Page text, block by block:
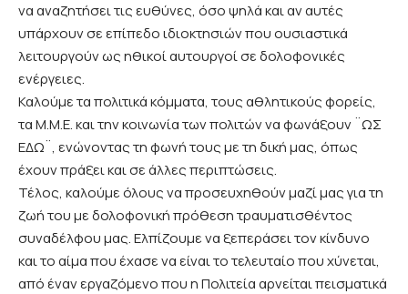
να αναζητήσει τις ευθύνες, όσο ψηλά και αν αυτές
υπάρχουν σε επίπεδο ιδιοκτησιών που ουσιαστικά
λειτουργούν ως ηθικοί αυτουργοί σε δολοφονικές
ενέργειες.
Καλούμε τα πολιτικά κόμματα, τους αθλητικούς φορείς,
τα Μ.Μ.Ε. και την κοινωνία των πολιτών να φωνάξουν ¨ΩΣ
ΕΔΩ¨, ενώνοντας τη φωνή τους με τη δική μας, όπως
έχουν πράξει και σε άλλες περιπτώσεις.
Τέλος, καλούμε όλους να προσευχηθούν μαζί μας για τη
ζωή του με δολοφονική πρόθεση τραυματισθέντος
συναδέλφου μας. Ελπίζουμε να ξεπεράσει τον κίνδυνο
και το αίμα που έχασε να είναι το τελευταίο που χύνεται,
από έναν εργαζόμενο που η Πολιτεία αρνείται πεισματικά